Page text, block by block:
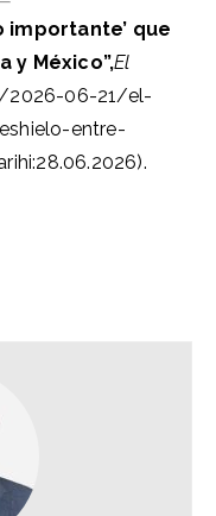
importante’ que
y México”,El
2026-06-21/el-
entre-